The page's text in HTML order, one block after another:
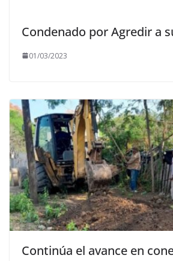
Condenado por Agredir a
01/03/2023
Continúa el avance en